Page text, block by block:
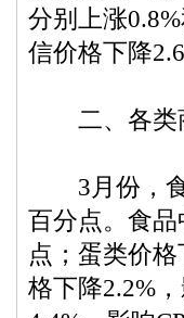
分别上涨
信价格下降
二、各类
3月份，食
百分点。食品
点；蛋类价
格下降2.2%